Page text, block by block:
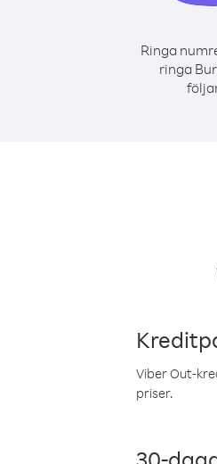
Ringa
ringa
Viber Out-
priser.